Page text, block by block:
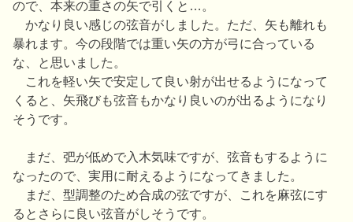
ので、本来の重さの矢で引くと…。
かなり良い感じの弦音がしました。ただ、矢も離れも
暴れます。今の段階では重い矢の方が弓に合っている
な、と思いました。
これを軽い矢で安定して良い射が出せるようになって
くると、矢飛びも弦音もかなり良いのが出るようになり
そうです。
まだ、弝が低めで入木気味ですが、弦音もするように
なったので、実用に耐えるようになってきました。
まだ、型調整のため合成の弦ですが、これを麻弦にす
るとさらに良い弦音がしそうです。